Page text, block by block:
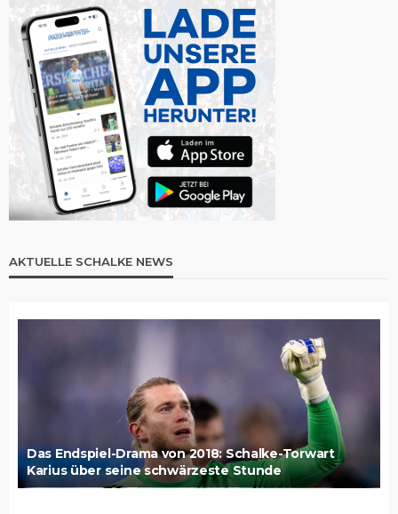
AKTUELLE SCHALKE NEWS
Das Endspiel-Drama von 2018: Schalke-Torwart
Karius über seine schwärzeste Stunde